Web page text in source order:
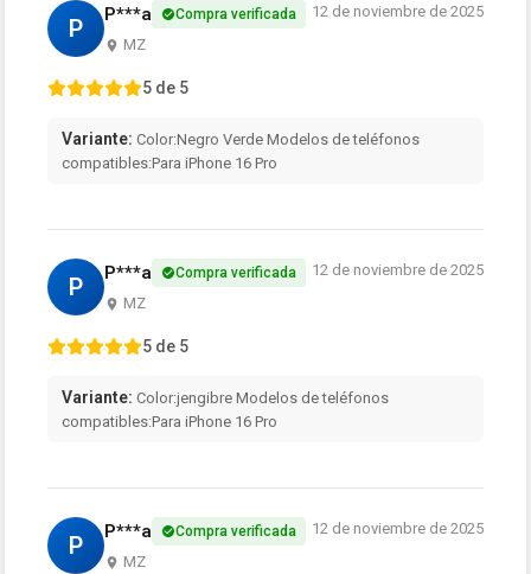
P P***a Compra verificada
MZ
12 de noviembre de 2025
5 de 5
Variante: Color:Negro Verde Modelos de teléfonos
compatibles:Para iPhone 16 Pro
P P***a Compra verificada
MZ
12 de noviembre de 2025
5 de 5
Variante: Color:jengibre Modelos de teléfonos
compatibles:Para iPhone 16 Pro
P P***a Compra verificada
MZ
12 de noviembre de 2025